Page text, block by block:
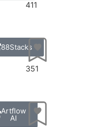
411
88Stacks
351
Artflow
AI